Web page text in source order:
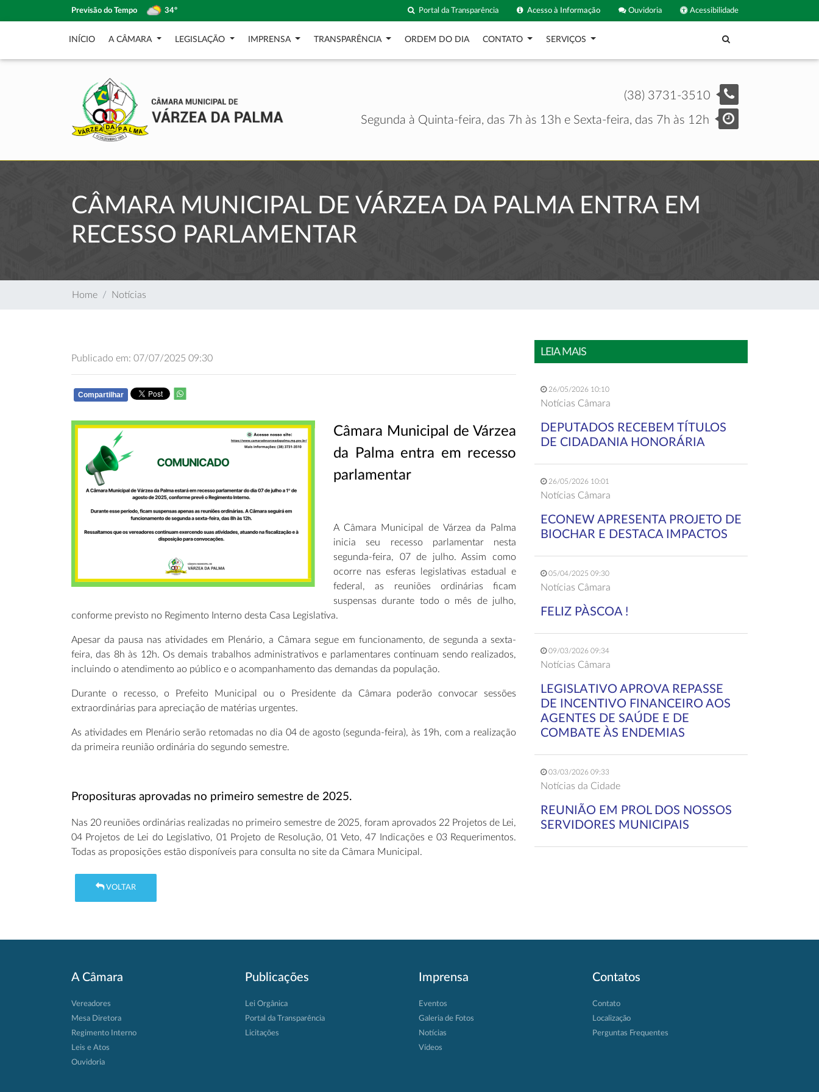
Previsão do Tempo 34º Acessibilidade
Ouvidoria
Acesso à Informação
Portal da Transparência
INÍCIO A CÂMARA LEGISLAÇÃO IMPRENSA TRANSPARÊNCIA ORDEM DO DIA CONTATO SERVIÇOS
(38) 3731-3510
Segunda à Quinta-feira, das 7h às 13h e Sexta-feira, das 7h às 12h
CÂMARA MUNICIPAL DE VÁRZEA DA PALMA ENTRA EM
RECESSO PARLAMENTAR
Home Notícias
Publicado em: 07/07/2025 09:30
Compartilhar
Câmara Municipal de Várzea
da Palma entra em recesso
parlamentar
A Câmara Municipal de Várzea da Palma
inicia seu recesso parlamentar nesta
segunda-feira, 07 de julho. Assim como
ocorre nas esferas legislativas estadual e
federal, as reuniões ordinárias ficam
suspensas durante todo o mês de julho,
conforme previsto no Regimento Interno desta Casa Legislativa.
Apesar da pausa nas atividades em Plenário, a Câmara segue em funcionamento, de segunda a sexta-
feira, das 8h às 12h. Os demais trabalhos administrativos e parlamentares continuam sendo realizados,
incluindo o atendimento ao público e o acompanhamento das demandas da população.
Durante o recesso, o Prefeito Municipal ou o Presidente da Câmara poderão convocar sessões
extraordinárias para apreciação de matérias urgentes.
As atividades em Plenário serão retomadas no dia 04 de agosto (segunda-feira), às 19h, com a realização
da primeira reunião ordinária do segundo semestre.
Proposituras aprovadas no primeiro semestre de 2025.
Nas 20 reuniões ordinárias realizadas no primeiro semestre de 2025, foram aprovados 22 Projetos de Lei,
04 Projetos de Lei do Legislativo, 01 Projeto de Resolução, 01 Veto, 47 Indicações e 03 Requerimentos.
Todas as proposições estão disponíveis para consulta no site da Câmara Municipal.
VOLTAR
LEIA MAIS
26/05/2026 10:10
Notícias Câmara
DEPUTADOS RECEBEM TÍTULOS
DE CIDADANIA HONORÁRIA
26/05/2026 10:01
Notícias Câmara
ECONEW APRESENTA PROJETO DE
BIOCHAR E DESTACA IMPACTOS
05/04/2025 09:30
Notícias Câmara
FELIZ PÀSCOA !
09/03/2026 09:34
Notícias Câmara
LEGISLATIVO APROVA REPASSE
DE INCENTIVO FINANCEIRO AOS
AGENTES DE SAÚDE E DE
COMBATE ÀS ENDEMIAS
03/03/2026 09:33
Notícias da Cidade
REUNIÃO EM PROL DOS NOSSOS
SERVIDORES MUNICIPAIS
A Câmara
Vereadores
Mesa Diretora
Regimento Interno
Leis e Atos
Ouvidoria
Publicações
Lei Orgânica
Portal da Transparência
Licitações
Imprensa
Eventos
Galeria de Fotos
Notícias
Vídeos
Contatos
Contato
Localização
Perguntas Frequentes